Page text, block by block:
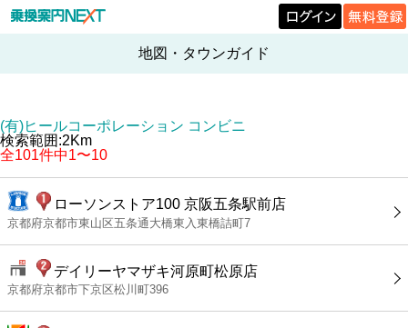
地図・タウンガイド
(有)ヒールコーポレーション コンビニ
検索範囲:2Km
全101件中1〜10
ローソンストア100 京阪五条駅前店
京都府京都市東山区五条通大橋東入東橋詰町7
デイリーヤマザキ河原町松原店
京都府京都市下京区松川町396